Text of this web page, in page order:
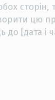
сторін,
цю
до [дата і